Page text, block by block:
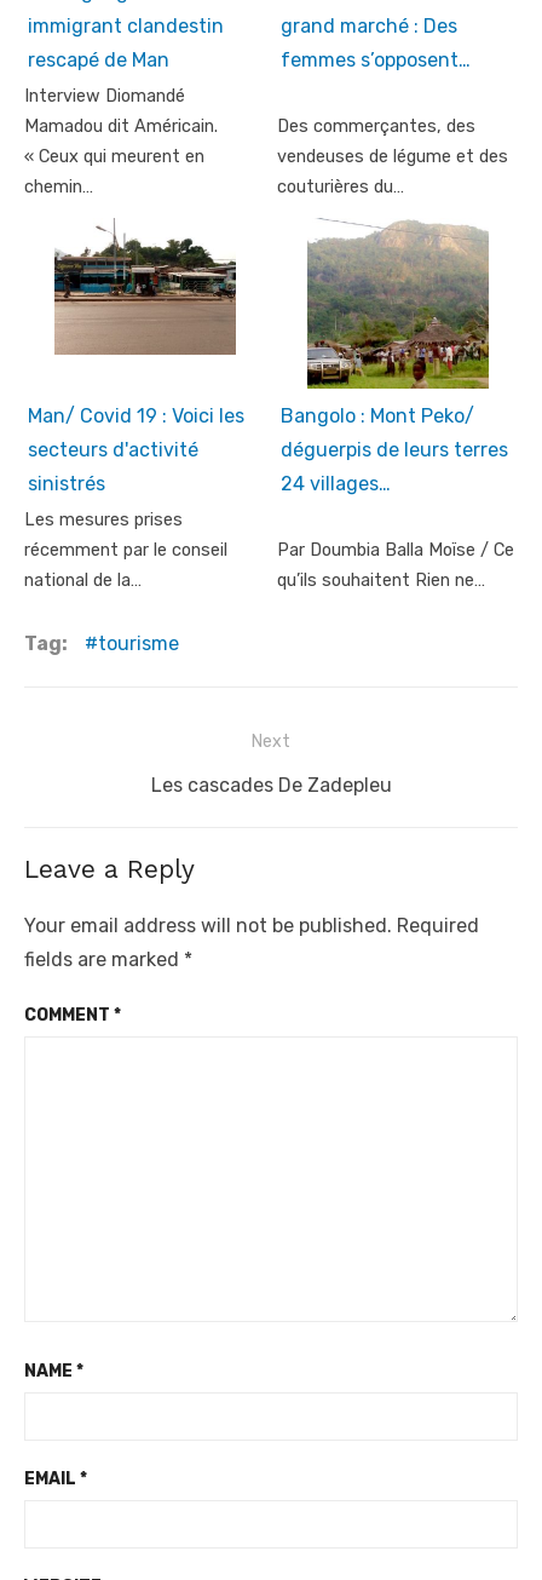
immigrant clandestin
rescapé de Man
Interview Diomandé
Mamadou dit Américain.
« Ceux qui meurent en
chemin…
grand marché : Des
femmes s’opposent…
Des commerçantes, des
vendeuses de légume et des
couturières du…
Man/ Covid 19 : Voici les
secteurs d'activité
sinistrés
Les mesures prises
récemment par le conseil
national de la…
Bangolo : Mont Peko/
déguerpis de leurs terres
24 villages…
Par Doumbia Balla Moïse / Ce
qu’ils souhaitent Rien ne…
Tag: tourisme
navigation
Next
Next
Les cascades De Zadepleu
Leave a Reply
Your email address will not be published. Required
fields are marked *
COMMENT *
NAME *
EMAIL *